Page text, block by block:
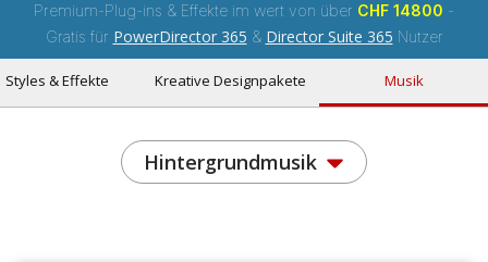
Premium-Plug-ins & Effekte im wert von über CHF 14800 -
Gratis für PowerDirector 365 & Director Suite 365 Nutzer
Styles & Effekte Kreative Designpakete Musik
Hintergrundmusik